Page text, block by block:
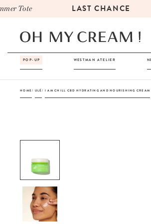
Tote LAST CHANCE
POP-UP WESTMAN ATELIER
HOME ULÉ I AM CHILL CBD HYDRATING AND NOURISHING CREAM